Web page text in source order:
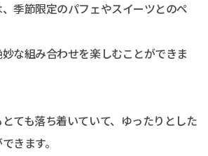
季節限定のパフェやスイーツとのペ
な組み合わせを楽しむことができま
ても落ち着いていて、ゆったりとした
きます。